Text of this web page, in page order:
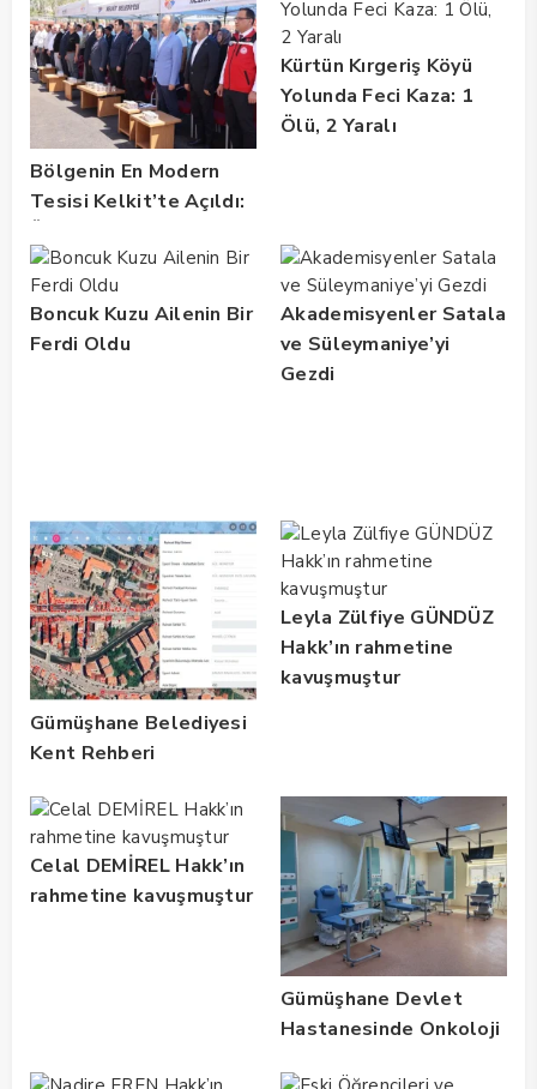
Gerçekleştirildi
Bölgenin En Modern
Tesisi Kelkit’te Açıldı:
Kürtün Kırgeriş Köyü
Yolunda Feci Kaza: 1
Ölü, 2 Yaralı
Boncuk Kuzu Ailenin Bir
Ferdi Oldu
Akademisyenler Satala
ve Süleymaniye’yi
Gezdi
Gümüşhane Belediyesi
Kent Rehberi
Ruhsat Bilgi Sistemi
ile Güçlendirdi
Leyla Zülfiye GÜNDÜZ
Hakk’ın rahmetine
kavuşmuştur
Celal DEMİREL Hakk’ın
rahmetine kavuşmuştur
Gümüşhane Devlet
Hastanesinde Onkoloji